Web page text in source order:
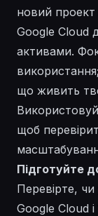
новий
Google Cloud
активами.
що живить
щоб
Підготуйте
Перевірте,
Google Cloud